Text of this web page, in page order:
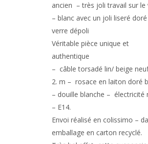
ancien – très joli travail sur le
– blanc avec un joli liseré
verre dépoli
Véritable pièce unique et
authentique
– câble torsadé lin/ beige
2. m – rosace en laiton doré
– douille blanche – électricité
– E14.
Envoi réalisé en colissimo –
emballage en carton recyclé.